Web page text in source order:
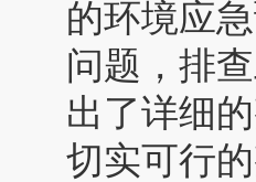
的环境应
问题，排
出了详细
切实可行